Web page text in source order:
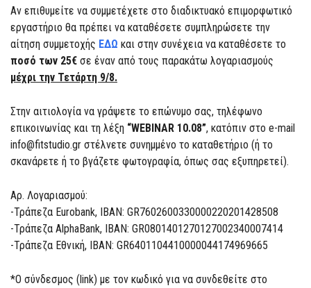
Αν επιθυμείτε να συμμετέχετε στo διαδικτυακό επιμορφωτικό
εργαστήριο θα πρέπει να καταθέσετε συμπληρώσετε την
αίτηση συμμετοχής ΕΔΩ και στην συνέχεια να καταθέσετε το
ποσό των 25€ σε έναν από τους παρακάτω λογαριασμούς
μέχρι την Τετάρτη 9/8.
Στην αιτιολογία να γράψετε το επώνυμο σας, τηλέφωνο
επικοινωνίας και τη λέξη “WEBINAR 10.08”, κατόπιν στο e-mail
info@fitstudio.gr στέλνετε συνημμένο το καταθετήριο (ή το
σκανάρετε ή το βγάζετε φωτογραφία, όπως σας εξυπηρετεί).
Αρ. Λογαριασμού:
-Τράπεζα Eurobank, IBAN: GR7602600330000220201428508
-Τράπεζα AlphaBank, IBAN: GR0801401270127002340007414
-Τράπεζα Εθνική, IBAN: GR6401104410000044174969665
*O σύνδεσμος (link) με τον κωδικό για να συνδεθείτε στο